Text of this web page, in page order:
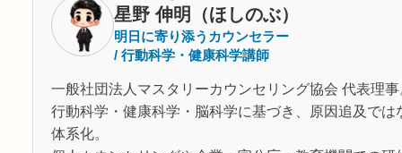
星野 伸明（ほしのぶ）
明日に寄り添うカウンセラー
/ 行動科学・健康科学講師
一般社団法人マスタリーカウンセリング協会 代表理
行動科学・健康科学・脳科学に基づき、原因追及で
体系化。